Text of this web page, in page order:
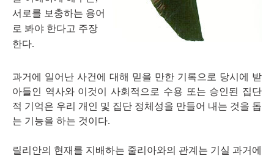
서로를 보충하는 용어
로 봐야 한다고 주장
한다.
과거에 일어난 사건에 대해 믿을 만한 기록으로 당시에 받
아들인 역사와 이것이 사회적으로 수용 또는 승인된 집단
적 기억은 우리 개인 및 집단 정체성을 만들어 내는 것을 돕
는 기능을 하는 것이다.
릴리안의 현재를 지배하는 줄리아와의 관계는 기실 과거에